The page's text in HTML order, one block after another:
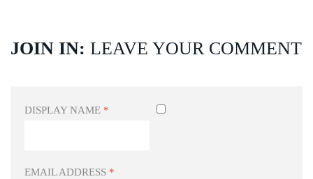
JOIN IN: LEAVE YOUR COMMENT
DISPLAY NAME *
EMAIL ADDRESS *